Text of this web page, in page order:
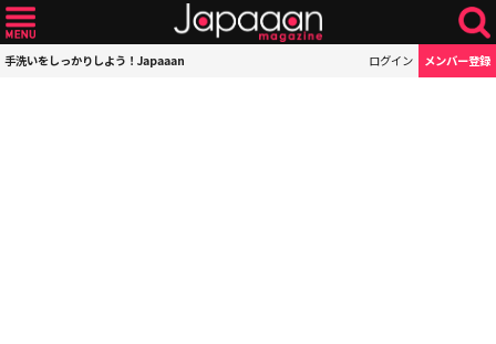
手洗いをしっかりしよう！Japaaan ログイン メンバー登録